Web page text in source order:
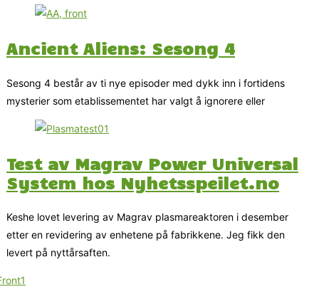
Ancient Aliens: Sesong 4
Sesong 4 består av ti nye episoder med dykk inn i fortidens
mysterier som etablissementet har valgt å ignorere eller
Test av Magrav Power Universal
System hos Nyhetsspeilet.no
Keshe lovet levering av Magrav plasmareaktoren i desember
etter en revidering av enhetene på fabrikkene. Jeg fikk den
levert på nyttårsaften.